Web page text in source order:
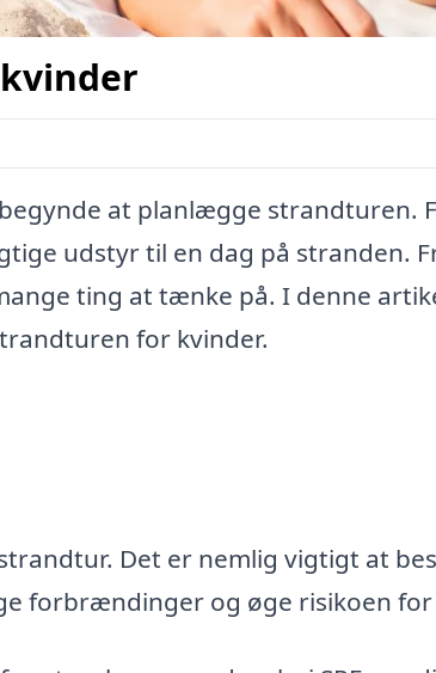
at planlægge strandturen.
udstyr til en dag på stranden.
ting at tænke på. I denne
for kvinder.
Det er nemlig vigtigt at
forbrændinger og øge risikoen